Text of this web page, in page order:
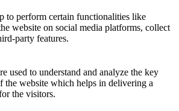
to perform certain functionalities like
website on social media platforms, collect
party features.
used to understand and analyze the key
the website which helps in delivering a
the visitors.